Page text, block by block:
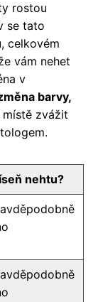
rostou
se tato
celkovém
vám nehet
v
barvy,
místě zvážit
nehtu?